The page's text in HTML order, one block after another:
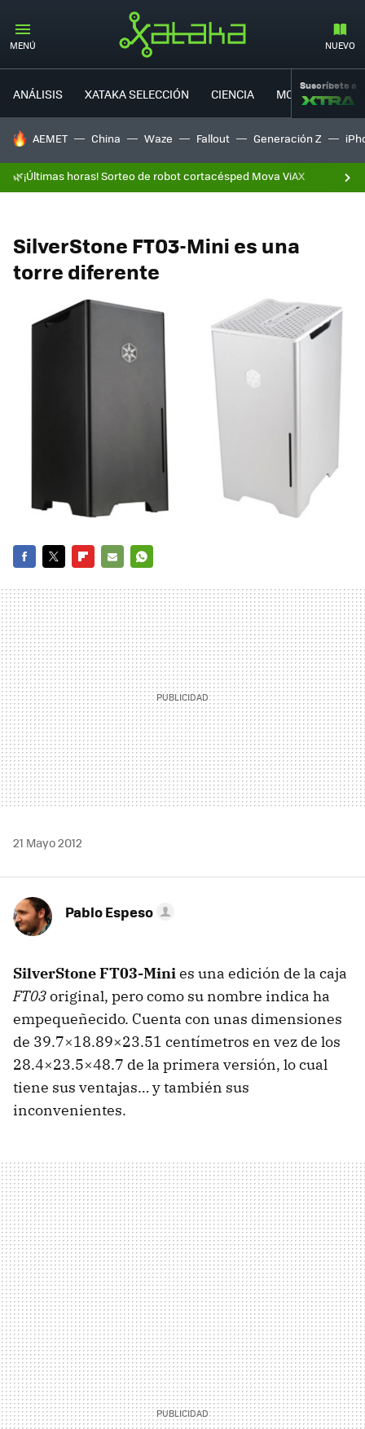
MENÚ NUEVO
ANÁLISIS XATAKA SELECCIÓN CIENCIA MOVILIDAD
Suscríbete a
HOY SE HABLA DE
AEMET China Waze Fallout Generación Z
🌿¡Últimas horas! Sorteo de robot cortacésped Mova ViAX
SilverStone FT03-Mini es una
torre diferente
MAIL
21 Mayo 2012
Pablo Espeso
SilverStone FT03-Minies una edición de la caja
FT03original, pero como su nombre indica ha
empequeñecido. Cuenta con unas dimensiones
de 39.7×18.89×23.51 centímetros en vez de los
28.4×23.5×48.7 de la primera versión, lo cual
tiene sus ventajas… y también sus
inconvenientes.